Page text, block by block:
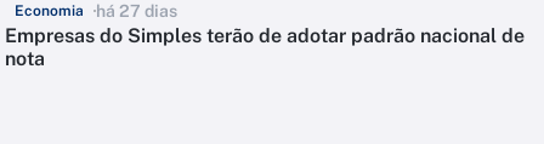
Economia há 27 dias
Empresas do Simples terão de adotar padrão nacional de
nota